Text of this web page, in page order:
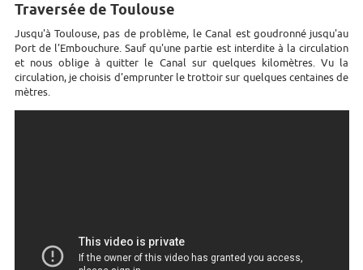
Traversée de Toulouse
Jusqu'à Toulouse, pas de problème, le Canal est goudronné jusqu'au
Port de l'Embouchure. Sauf qu'une partie est interdite à la circulation
et nous oblige à quitter le Canal sur quelques kilomètres. Vu la
circulation, je choisis d'emprunter le trottoir sur quelques centaines de
mètres.